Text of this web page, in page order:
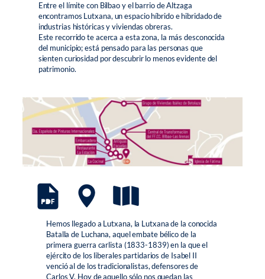
Entre el límite con Bilbao y el barrio de Altzaga
encontramos Lutxana, un espacio híbrido e hibridado de
industrias históricas y viviendas obreras.
Este recorrido te acerca a esta zona, la más desconocida
del municipio; está pensado para las personas que
sienten curiosidad por descubrir lo menos evidente del
patrimonio.
Hemos llegado a Lutxana, la Lutxana de la conocida
Batalla de Luchana, aquel embate bélico de la
primera guerra carlista (1833-1839) en la que el
ejército de los liberales partidarios de Isabel II
venció al de los tradicionalistas, defensores de
Carlos V. Hoy de aquello sólo nos quedan las